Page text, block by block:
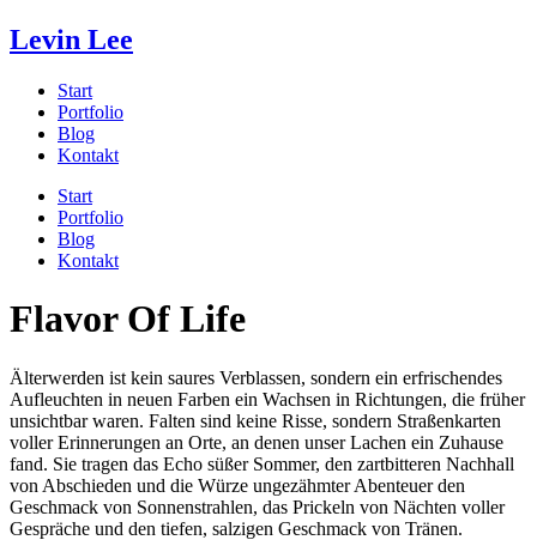
Levin Lee
Start
Portfolio
Blog
Kontakt
Start
Portfolio
Blog
Kontakt
Flavor Of Life
Älterwerden ist kein saures Verblassen, sondern ein erfrischendes
Aufleuchten in neuen Farben ein Wachsen in Richtungen, die früher
unsichtbar waren. Falten sind keine Risse, sondern Straßenkarten
voller Erinnerungen an Orte, an denen unser Lachen ein Zuhause
fand. Sie tragen das Echo süßer Sommer, den zartbitteren Nachhall
von Abschieden und die Würze ungezähmter Abenteuer den
Geschmack von Sonnenstrahlen, das Prickeln von Nächten voller
Gespräche und den tiefen, salzigen Geschmack von Tränen.